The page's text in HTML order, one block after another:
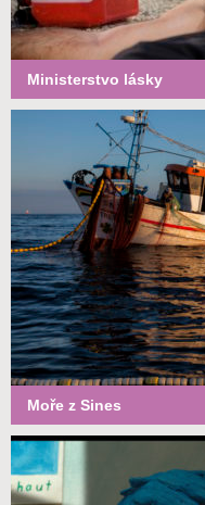
Ministerstvo lásky
Moře z Sines